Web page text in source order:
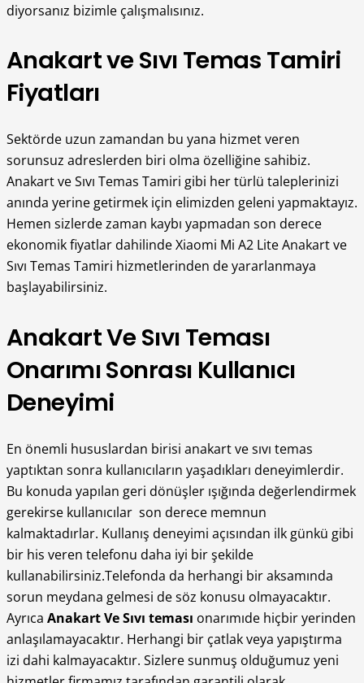
diyorsanız bizimle çalışmalısınız.
Anakart ve Sıvı Temas Tamiri
Fiyatları
Sektörde uzun zamandan bu yana hizmet veren
sorunsuz adreslerden biri olma özelliğine sahibiz.
Anakart ve Sıvı Temas Tamiri gibi her türlü taleplerinizi
anında yerine getirmek için elimizden geleni yapmaktayız.
Hemen sizlerde zaman kaybı yapmadan son derece
ekonomik fiyatlar dahilinde Xiaomi Mi A2 Lite Anakart ve
Sıvı Temas Tamiri hizmetlerinden de yararlanmaya
başlayabilirsiniz.
Anakart Ve Sıvı Teması
Onarımı Sonrası Kullanıcı
Deneyimi
En önemli hususlardan birisi anakart ve sıvı temas
yaptıktan sonra kullanıcıların yaşadıkları deneyimlerdir.
Bu konuda yapılan geri dönüşler ışığında değerlendirmek
gerekirse kullanıcılar son derece memnun
kalmaktadırlar. Kullanış deneyimi açısından ilk günkü gibi
bir his veren telefonu daha iyi bir şekilde
kullanabilirsiniz.Telefonda da herhangi bir aksamında
sorun meydana gelmesi de söz konusu olmayacaktır.
Ayrıca Anakart Ve Sıvı teması onarımıde hiçbir yerinden
anlaşılamayacaktır. Herhangi bir çatlak veya yapıştırma
izi dahi kalmayacaktır. Sizlere sunmuş olduğumuz yeni